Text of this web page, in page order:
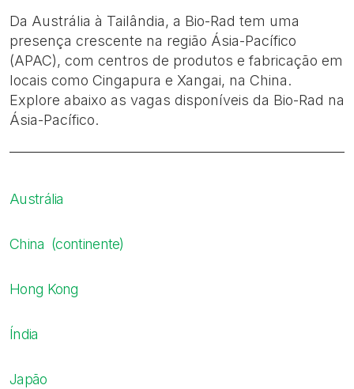
Da Austrália à Tailândia, a Bio-Rad tem uma
presença crescente na região Ásia-Pacífico
(APAC), com centros de produtos e fabricação em
locais como Cingapura e Xangai, na China.
Explore abaixo as vagas disponíveis da Bio-Rad na
Ásia-Pacífico.
Austrália
China (continente)
Hong Kong
Índia
Japão